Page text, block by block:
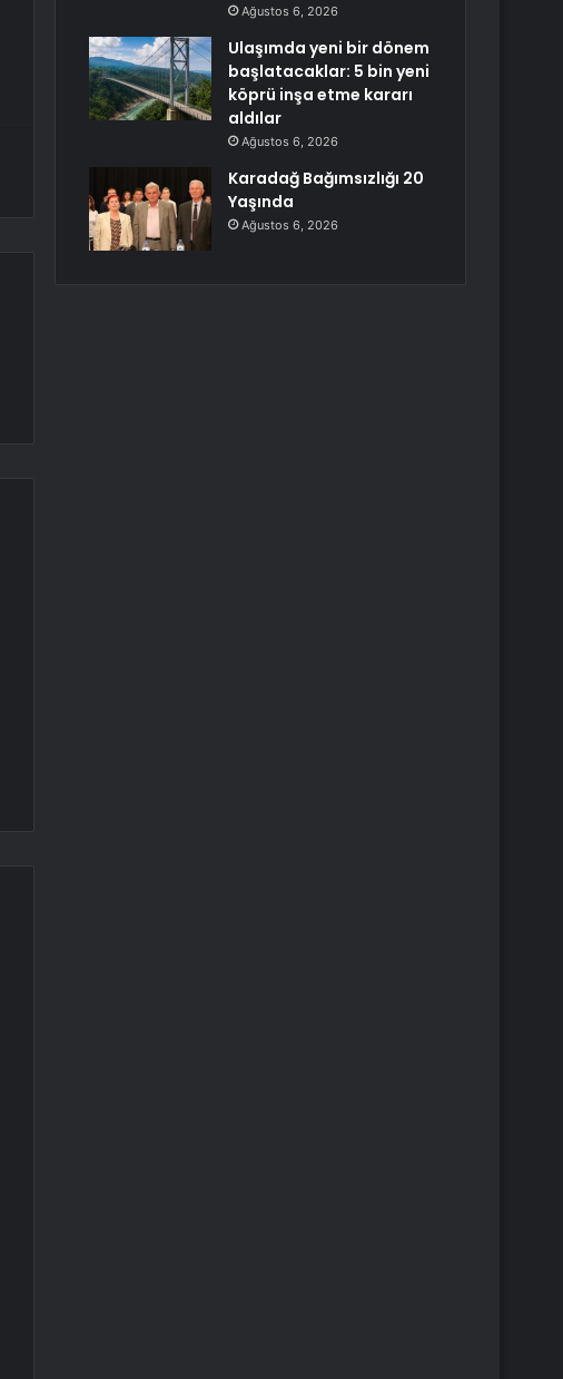
Ağustos 6, 2026
Ulaşımda yeni bir dönem
başlatacaklar: 5 bin yeni
köprü inşa etme kararı
aldılar
Ağustos 6, 2026
Karadağ Bağımsızlığı 20
Yaşında
Ağustos 6, 2026